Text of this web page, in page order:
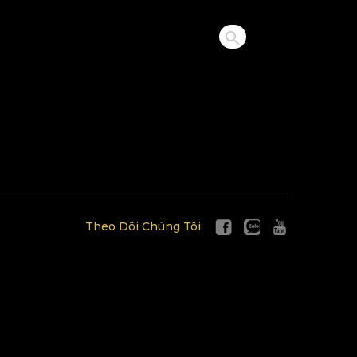
Theo Dõi Chúng Tôi